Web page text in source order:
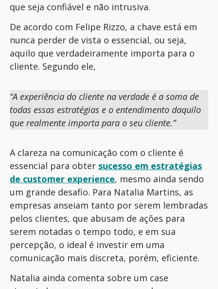
que seja confiável e não intrusiva.
De acordo com Felipe Rizzo, a chave está em
nunca perder de vista o essencial, ou seja,
aquilo que verdadeiramente importa para o
cliente. Segundo ele,
“A experiência do cliente na verdade é a soma de
todas essas estratégias e o entendimento daquilo
que realmente importa para o seu cliente.”
A clareza na comunicação com o cliente é
essencial para obter sucesso em estratégias
de customer experience, mesmo ainda sendo
um grande desafio. Para Natalia Martins, as
empresas anseiam tanto por serem lembradas
pelos clientes, que abusam de ações para
serem notadas o tempo todo, e em sua
percepção, o ideal é investir em uma
comunicação mais discreta, porém, eficiente.
Natalia ainda comenta sobre um case